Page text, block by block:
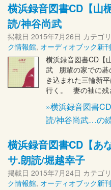
横浜録音図書CD【
読/神谷尚武
掲載日 2015年7月26日 カテゴリ
ク情報館, オーディオブック新刊
横浜録音図書CD【
武 朋輩の家での碁
き込まれた三輪新
行く。 妻の袖に残
»横浜録音図書
読/神谷尚武…の
横浜録音図書CD【
サ.朗読/堀越幸子
掲載日 2015年7月24日 カテゴリ
ク情報館, オーディオブック新刊